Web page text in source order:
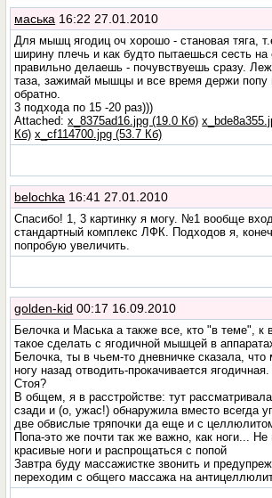
маська 16:22 27.01.2010
Для мышц ягодиц оч хорошо - становая тяга,
ширину плечь и как будто пытаешься сесть на
правильно делаешь - почувствуешь сразу.
таза, зажимай мышцы и все время держи попу
обратно.
3 подхода по 15 -20 раз)))
Attached:x_8375ad16.jpg (19.0 Кб)
Кб) x_cf114700.jpg (53.7 Кб)
belochka 16:41 27.01.2010
Спасибо! 1, 3 картинку я могу. №1 вообще
стандартный комплекс ЛФК. Подходов я,
попробую увеличить.
golden-kid 00:17 16.09.2010
Белочка и Маська а также все, кто "в теме", к
такое сделать с ягодичной мышцей в
Белочка, ты в чьем-то дневничке сказала, что
ногу назад отводить-прокачивается
Стоя?
В общем, я в расстройстве: тут
сзади и (о, ужас!) обнаружила вместо всегда
две обвислые тряпочки да еще и с
Попа-это же почти так же важно, как ноги... Не
красивые ноги и распрощаться с попой
Завтра буду массажистке звонить и
переходим с общего массажа на